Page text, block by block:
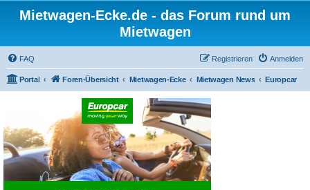
Mietwagen-Ecke.de - das Forum rund um
Mietwagen
FAQ Anmelden
Registrieren
Portal Foren-Übersicht Mietwagen-Ecke Mietwagen News Europcar